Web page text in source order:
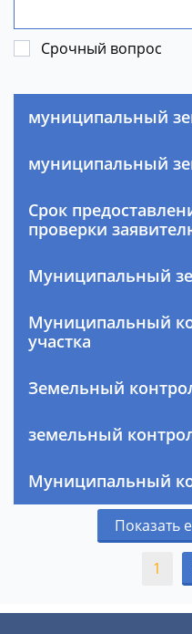
Срочный вопрос
муниципальный
муниципальный
Срок
проверки
Муниципальный
Муниципальный
участка
Земельный
земельный
Муниципальный
Показать
1